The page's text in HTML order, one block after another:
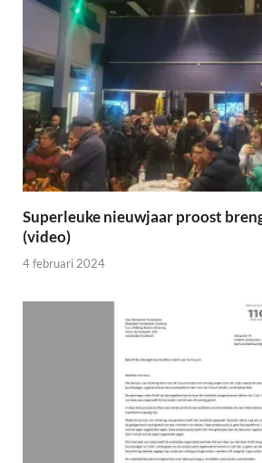
Superleuke nieuwjaar proost
(video)
4 februari 2024